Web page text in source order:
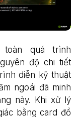
quá trình
độ chi tiết
diễn kỹ thuật
ngoái đã minh
này. Khi xử lý
bằng card đồ